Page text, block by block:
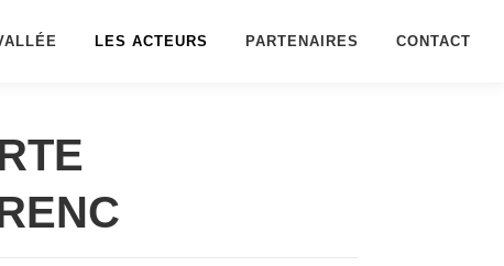
LES ACTEURS PARTENAIRES CONTACT